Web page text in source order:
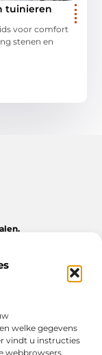
welke gegevens
vindt u instructies
webbrowsers.
tuinieren
voor comfort
stenen en